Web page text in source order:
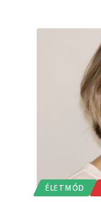
ÉLETMÓD